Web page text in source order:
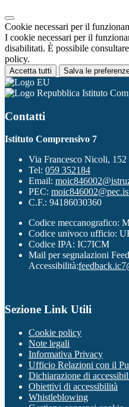
Cookie necessari per il
I cookie necessari per il
disabilitati. È possibile
policy.
Accetta tutti Salva le
Istituto
Contatti
Istituto Comprensivo 7
Via Francesco Nicoli,
Tel: 059 352184
Email:
PEC:
C.F.: 94186030360
Codice meccanografico:
Codice univoco ufficio:
Codice IPA: IC7ICM
Mail per segnalazioni
Accessibilità:
Sezione Link Utili
Cookie policy
Note legali
Informativa Privacy
Ufficio Relazioni con il
Dichiarazione di
Obiettivi di accessibilità
Whistleblowing